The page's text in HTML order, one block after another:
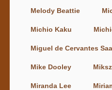
Melody Beattie
Michio Kaku
Miguel de Cervantes
Mike Dooley
Miranda Lee